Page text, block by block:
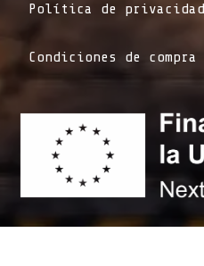
Política de privacidad
Condiciones de compra